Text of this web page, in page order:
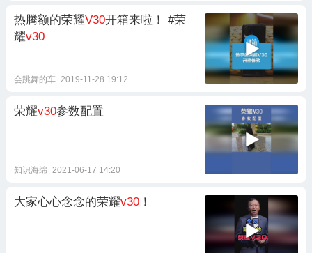
热腾额的荣耀V30开箱来啦！ #荣
耀v30
会跳舞的车 2019-11-28 19:12
荣耀v30参数配置
知识海绵 2021-06-17 14:20
大家心心念念的荣耀v30 ！